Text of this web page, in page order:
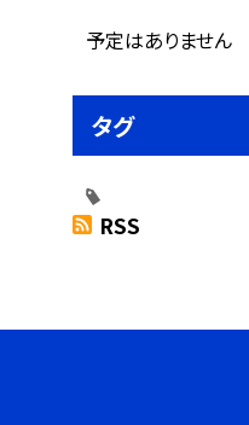
予定はありません
タグ
RSS